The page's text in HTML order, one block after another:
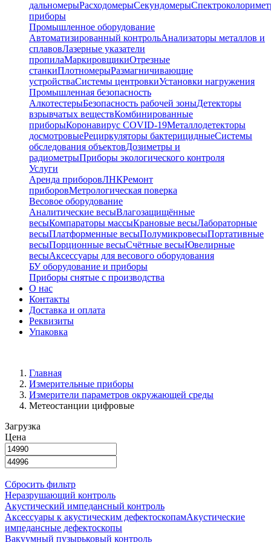
дальномерыРасходомерыСекундомеры
приборы
Промышленное оборудование
Автоматизированный контрольАнализаторы металлов и
сплавовЛазерные указатели
пропилаМаркировщикиОтрезные
станкиПлотномерыРазмагничивающие
устройстваСистемы центровкиУстановки нагружения
Промышленная безопасность
АлкотестерыБезопасность рабочей зоныДетекторы
взрывчатых веществКомбинированные
приборыКоронавирус COVID-19Металлодетекторы
досмотровыеРециркуляторы бактерицидныеСистемы
обследования объектовДозиметры и
радиометрыПриборы экологического контроля
Услуги
Аренда приборовЛНКРемонт
приборовМетрологическая поверка
Весовое оборудование
Аналитические весыВлагозащищённые
весыКомпараторы массыКрановые весыЛабораторные
весыПлатформенные весыПолумикровесыПортативные
весыПорционные весыСчётные весыЮвелирные
весыАксессуары для весового оборудования
БУ оборудование и приборы
Приборы снятые с производства
О нас
Контакты
Доставка и оплата
Реквизиты
Упаковка
Главная
Измерительные приборы
Измерители параметров окружающей среды
Метеостанции цифровые
Загрузка
Цена
Сбросить фильтр
Неразрушающий контроль
Акустический импедансный контроль
Аксессуары к акустическим дефектоскопамАкустические
импедансные дефектоскопы
Вакуумный пузырьковый контроль